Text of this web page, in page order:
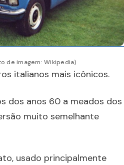
de imagem: Wikipedia)
italianos mais icônicos.
dos anos 60 a meados dos
muito semelhante
usado principalmente